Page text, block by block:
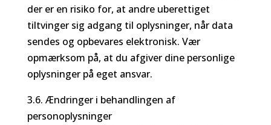
der er en risiko for, at andre uberettiget
tiltvinger sig adgang til oplysninger, når data
sendes og opbevares elektronisk. Vær
opmærksom på, at du afgiver dine personlige
oplysninger på eget ansvar.
3.6. Ændringer i behandlingen af
personoplysninger